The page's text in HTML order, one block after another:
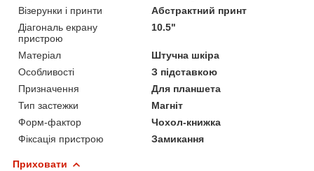
Візерунки і принти
Абстрактний принт
Діагональ екрану
пристрою
10.5"
Матеріал
Штучна шкіра
Особливості
З підставкою
Призначення
Для планшета
Тип застежки
Магніт
Форм-фактор
Чохол-книжка
Фіксація пристрою
Замикання
Приховати